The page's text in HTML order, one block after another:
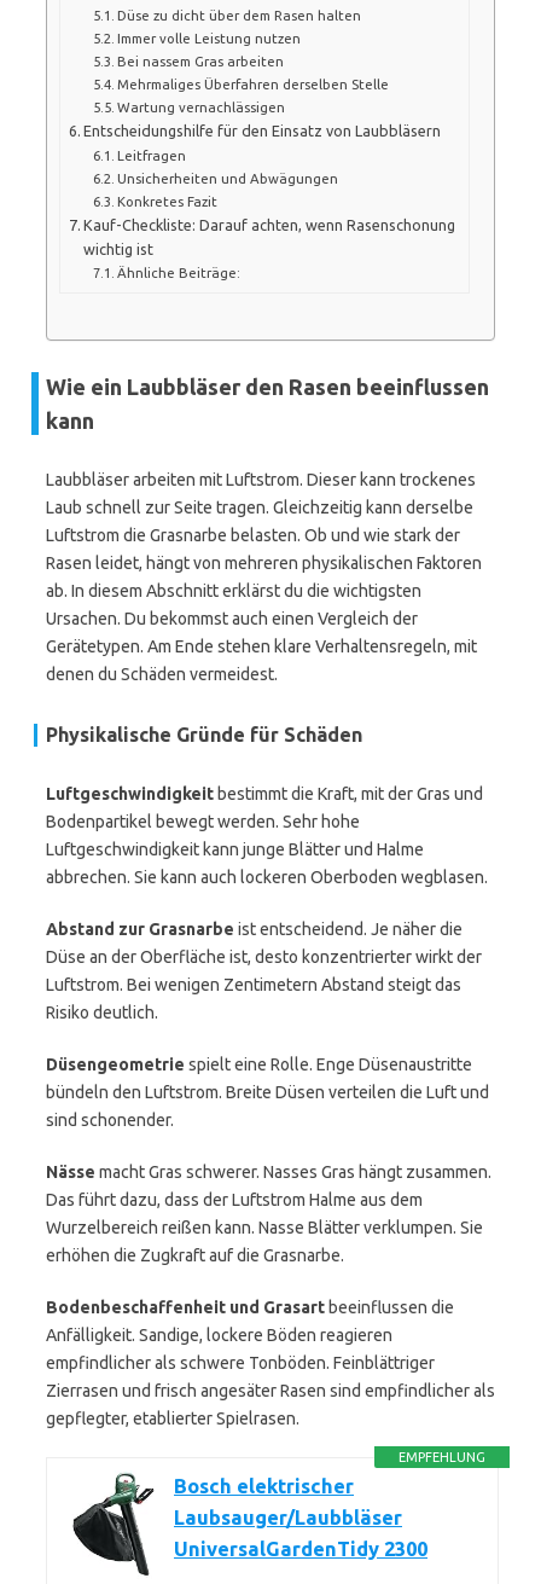
Düse zu dicht über dem Rasen halten
Immer volle Leistung nutzen
Bei nassem Gras arbeiten
Mehrmaliges Überfahren derselben Stelle
Wartung vernachlässigen
Entscheidungshilfe für den Einsatz von Laubbläsern
Leitfragen
Unsicherheiten und Abwägungen
Konkretes Fazit
Kauf-Checkliste: Darauf achten, wenn Rasenschonung
wichtig ist
Ähnliche Beiträge:
Wie ein Laubbläser den Rasen beeinflussen
kann
Laubbläser arbeiten mit Luftstrom. Dieser kann trockenes
Laub schnell zur Seite tragen. Gleichzeitig kann derselbe
Luftstrom die Grasnarbe belasten. Ob und wie stark der
Rasen leidet, hängt von mehreren physikalischen Faktoren
ab. In diesem Abschnitt erklärst du die wichtigsten
Ursachen. Du bekommst auch einen Vergleich der
Gerätetypen. Am Ende stehen klare Verhaltensregeln, mit
denen du Schäden vermeidest.
Physikalische Gründe für Schäden
Luftgeschwindigkeit bestimmt die Kraft, mit der Gras und
Bodenpartikel bewegt werden. Sehr hohe
Luftgeschwindigkeit kann junge Blätter und Halme
abbrechen. Sie kann auch lockeren Oberboden wegblasen.
Abstand zur Grasnarbe ist entscheidend. Je näher die
Düse an der Oberfläche ist, desto konzentrierter wirkt der
Luftstrom. Bei wenigen Zentimetern Abstand steigt das
Risiko deutlich.
Düsengeometrie spielt eine Rolle. Enge Düsenaustritte
bündeln den Luftstrom. Breite Düsen verteilen die Luft und
sind schonender.
Nässe macht Gras schwerer. Nasses Gras hängt zusammen.
Das führt dazu, dass der Luftstrom Halme aus dem
Wurzelbereich reißen kann. Nasse Blätter verklumpen. Sie
erhöhen die Zugkraft auf die Grasnarbe.
Bodenbeschaffenheit und Grasart beeinflussen die
Anfälligkeit. Sandige, lockere Böden reagieren
empfindlicher als schwere Tonböden. Feinblättriger
Zierrasen und frisch angesäter Rasen sind empfindlicher als
gepflegter, etablierter Spielrasen.
EMPFEHLUNG
Bosch elektrischer
Laubsauger/Laubbläser
UniversalGardenTidy 2300